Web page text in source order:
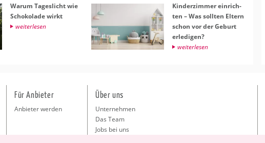
Warum Ta­ges­licht wie
Scho­ko­la­de wirkt
wei­ter­le­sen
Kin­der­zim­mer ein­rich­
ten – Was soll­ten El­tern
schon vor der Ge­burt
er­le­di­gen?
wei­ter­le­sen
Für Anbieter
Anbieter werden
Über uns
Unternehmen
Das Team
Jobs bei uns